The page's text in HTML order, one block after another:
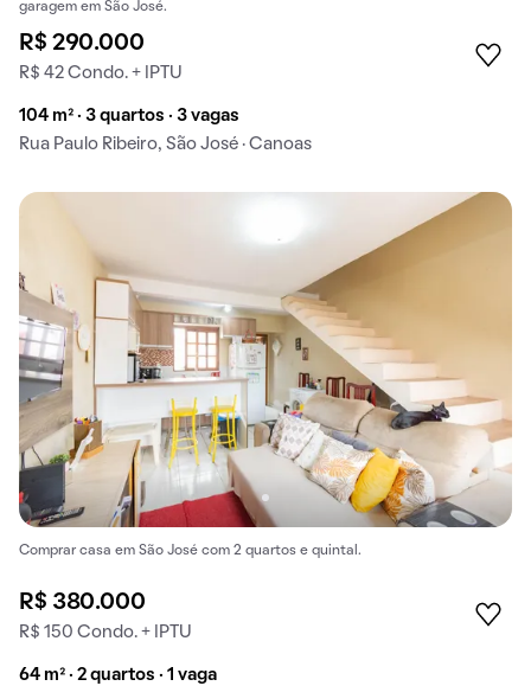
garagem em São José.
R$ 290.000
R$ 42 Condo. + IPTU
104 m² · 3 quartos · 3 vagas
Rua Paulo Ribeiro, São José · Canoas
Comprar casa em São José com 2 quartos e quintal.
R$ 380.000
R$ 150 Condo. + IPTU
64 m² · 2 quartos · 1 vaga